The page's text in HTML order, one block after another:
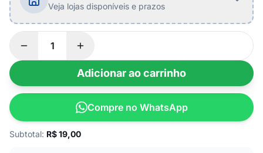
Veja lojas disponíveis e prazos
Adicionar ao carrinho
Compre no WhatsApp
Subtotal: R$19,00